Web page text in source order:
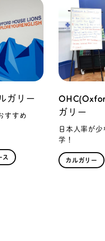
ガリー
すすめ
ス
ガリー
日本人率が
学！
カルガリー